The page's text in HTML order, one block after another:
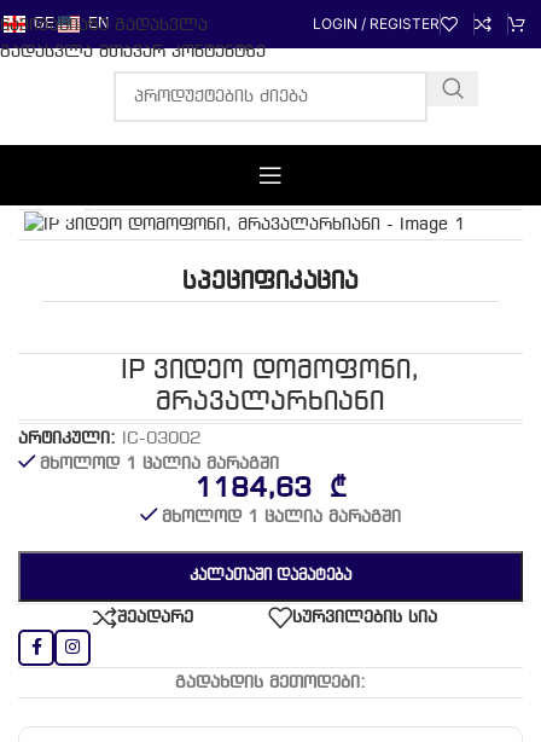
ნავიგაციაზე გადასვლა
გადასვლა მთავარ კონტენტზე
GE EN LOGIN / REGISTER
სპეციფიკაცია
IP ვიდეო დომოფონი,
მრავალარხიანი
არტიკული:
IC-03002
მხოლოდ 1 ცალია მარაგში
1184,63 ₾
მხოლოდ 1 ცალია მარაგში
ᲙᲐᲚᲐᲗᲐᲨᲘ ᲓᲐᲛᲐᲢᲔᲑᲐ
შეადარე სურვილების სია
გადახდის მეთოდები: